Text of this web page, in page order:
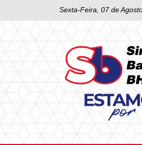
Sexta-Feira, 07 de